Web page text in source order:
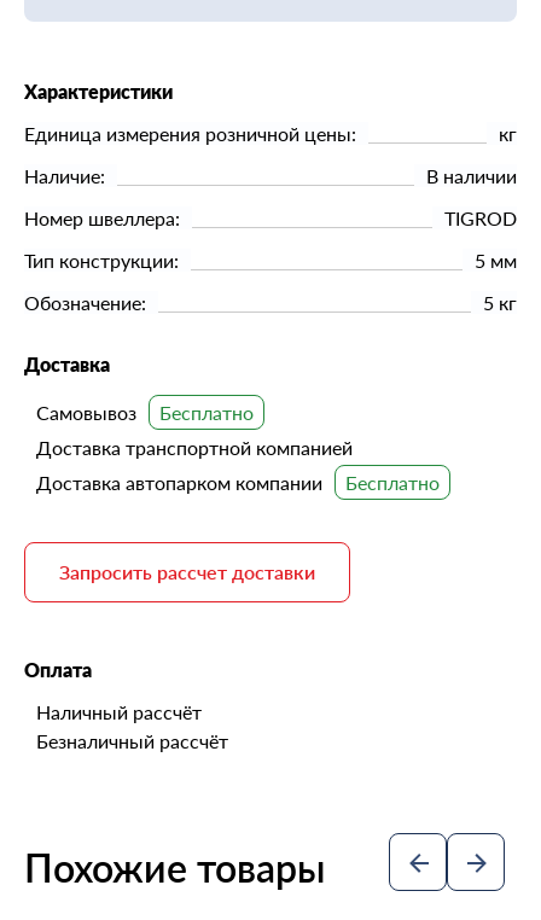
Характеристики
Единица измерения розничной цены:
кг
Наличие:
В наличии
Номер швеллера:
TIGROD
Тип конструкции:
5 мм
Обозначение:
5 кг
Доставка
Самовывоз
Доставка транспортной компанией
Доставка автопарком компании
Запросить рассчет доставки
Оплата
Наличный рассчёт
Безналичный рассчёт
Похожие товары